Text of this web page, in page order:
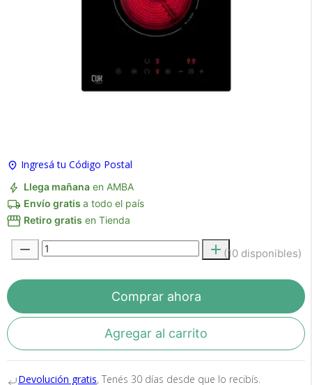
Ingresá tu Código Postal
Llega mañana en AMBA
Envío gratis a todo el país
Retiro gratis en Tienda
(10 disponibles)
Comprar ahora
Agregar al carrito
Devolución gratis, Tenés 30 días desde que lo recibís.
te devolvemos tu dinero.
En Bidcom te aseguramos recibir el producto
que esperabas o te devolvemos el 100% de tu
dinero!